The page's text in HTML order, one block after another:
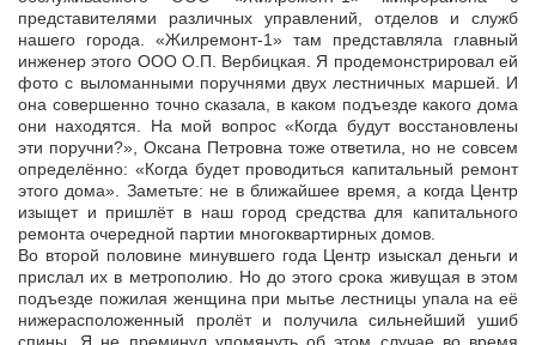
представителями различных управлений, отделов и служб
нашего города. «Жилремонт-1» там представляла главный
инженер этого ООО О.П. Вербицкая. Я продемонстрировал ей
фото с выломанными поручнями двух лестничных маршей. И
она совершенно точно сказала, в каком подъезде какого дома
они находятся. На мой вопрос «Когда будут восстановлены
эти поручни?», Оксана Петровна тоже ответила, но не совсем
определённо: «Когда будет проводиться капитальный ремонт
этого дома». Заметьте: не в ближайшее время, а когда Центр
изыщет и пришлёт в наш город средства для капитального
ремонта очередной партии многоквартирных домов.
Во второй половине минувшего года Центр изыскал деньги и
прислал их в метрополию. Но до этого срока живущая в этом
подъезде пожилая женщина при мытье лестницы упала на её
нижерасположенный пролёт и получила сильнейший ушиб